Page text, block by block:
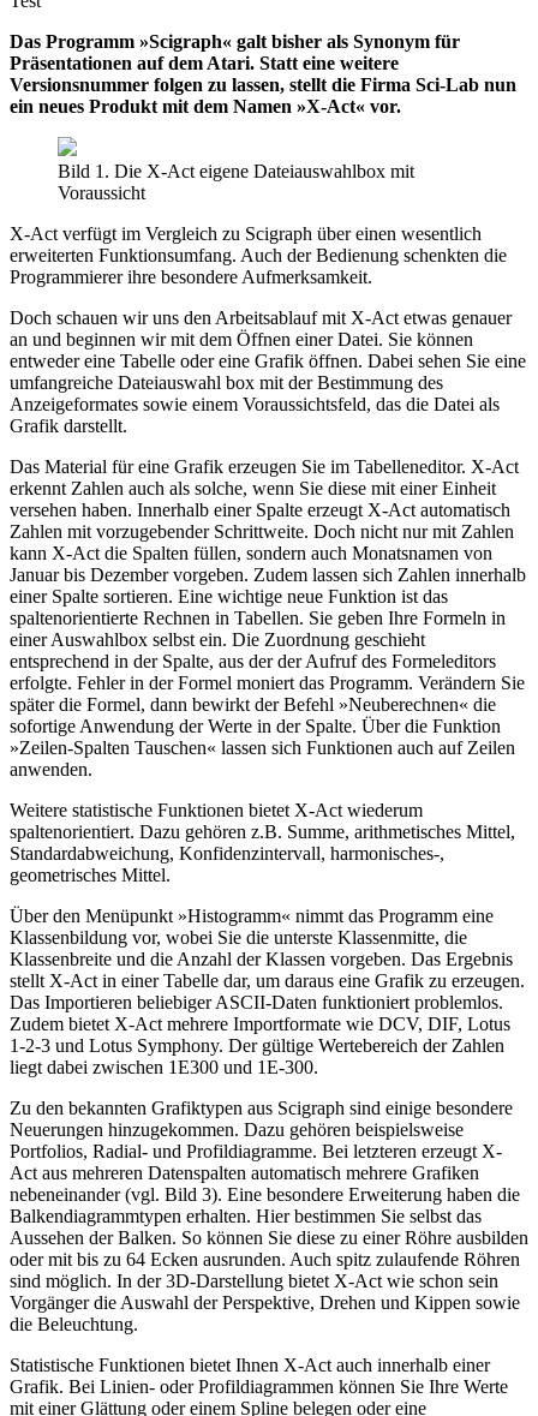
Das Programm »Scigraph« galt bisher als Synonym für
Präsentationen auf dem Atari. Statt eine weitere
Versionsnummer folgen zu lassen, stellt die Firma Sci-Lab nun
ein neues Produkt mit dem Namen »X-Act« vor.
Bild 1. Die X-Act eigene Dateiauswahlbox mit
Voraussicht
X-Act verfügt im Vergleich zu Scigraph über einen wesentlich
erweiterten Funktionsumfang. Auch der Bedienung schenkten die
Programmierer ihre besondere Aufmerksamkeit.
Doch schauen wir uns den Arbeitsablauf mit X-Act etwas genauer
an und beginnen wir mit dem Öffnen einer Datei. Sie können
entweder eine Tabelle oder eine Grafik öffnen. Dabei sehen Sie eine
umfangreiche Dateiauswahl box mit der Bestimmung des
Anzeigeformates sowie einem Voraussichtsfeld, das die Datei als
Grafik darstellt.
Das Material für eine Grafik erzeugen Sie im Tabelleneditor. X-Act
erkennt Zahlen auch als solche, wenn Sie diese mit einer Einheit
versehen haben. Innerhalb einer Spalte erzeugt X-Act automatisch
Zahlen mit vorzugebender Schrittweite. Doch nicht nur mit Zahlen
kann X-Act die Spalten füllen, sondern auch Monatsnamen von
Januar bis Dezember vorgeben. Zudem lassen sich Zahlen innerhalb
einer Spalte sortieren. Eine wichtige neue Funktion ist das
spaltenorientierte Rechnen in Tabellen. Sie geben Ihre Formeln in
einer Auswahlbox selbst ein. Die Zuordnung geschieht
entsprechend in der Spalte, aus der der Aufruf des Formeleditors
erfolgte. Fehler in der Formel moniert das Programm. Verändern Sie
später die Formel, dann bewirkt der Befehl »Neuberechnen« die
sofortige Anwendung der Werte in der Spalte. Über die Funktion
»Zeilen-Spalten Tauschen« lassen sich Funktionen auch auf Zeilen
anwenden.
Weitere statistische Funktionen bietet X-Act wiederum
spaltenorientiert. Dazu gehören z.B. Summe, arithmetisches Mittel,
Standardabweichung, Konfidenzintervall, harmonisches-,
geometrisches Mittel.
Über den Menüpunkt »Histogramm« nimmt das Programm eine
Klassenbildung vor, wobei Sie die unterste Klassenmitte, die
Klassenbreite und die Anzahl der Klassen vorgeben. Das Ergebnis
stellt X-Act in einer Tabelle dar, um daraus eine Grafik zu erzeugen.
Das Importieren beliebiger ASCII-Daten funktioniert problemlos.
Zudem bietet X-Act mehrere Importformate wie DCV, DIF, Lotus
1-2-3 und Lotus Symphony. Der gültige Wertebereich der Zahlen
liegt dabei zwischen 1E300 und 1E-300.
Zu den bekannten Grafiktypen aus Scigraph sind einige besondere
Neuerungen hinzugekommen. Dazu gehören beispielsweise
Portfolios, Radial- und Profildiagramme. Bei letzteren erzeugt X-
Act aus mehreren Datenspalten automatisch mehrere Grafiken
nebeneinander (vgl. Bild 3). Eine besondere Erweiterung haben die
Balkendiagrammtypen erhalten. Hier bestimmen Sie selbst das
Aussehen der Balken. So können Sie diese zu einer Röhre ausbilden
oder mit bis zu 64 Ecken ausrunden. Auch spitz zulaufende Röhren
sind möglich. In der 3D-Darstellung bietet X-Act wie schon sein
Vorgänger die Auswahl der Perspektive, Drehen und Kippen sowie
die Beleuchtung.
Statistische Funktionen bietet Ihnen X-Act auch innerhalb einer
Grafik. Bei Linien- oder Profildiagrammen können Sie Ihre Werte
mit einer Glättung oder einem Spline belegen oder eine